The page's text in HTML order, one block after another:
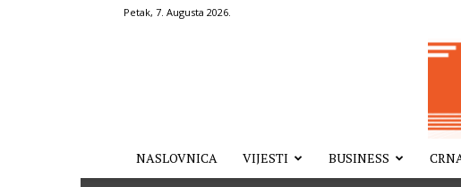
Petak, 7. Augusta 2026.
NASLOVNICA VIJESTI BUSINESS